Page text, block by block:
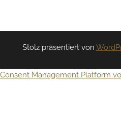
Stolz präsentiert von
Consent Management Platform